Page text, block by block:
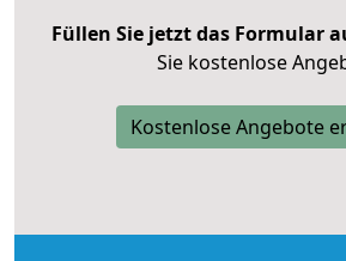
Füllen Sie jetzt das Formular
Sie kostenlose
Kostenlose Angebote